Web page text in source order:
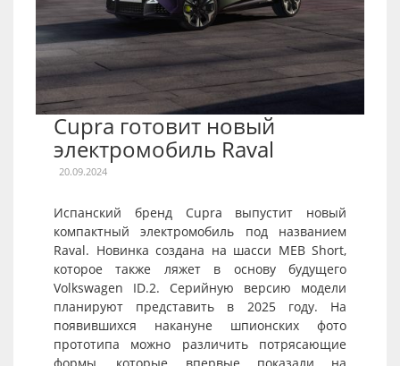
Cupra готовит новый
электромобиль Raval
20.09.2024
Испанский бренд Cupra выпустит новый
компактный электромобиль под названием
Raval. Новинка создана на шасси MEB Short,
которое также ляжет в основу будущего
Volkswagen ID.2. Серийную версию модели
планируют представить в 2025 году. На
появившихся накануне шпионских фото
прототипа можно различить потрясающие